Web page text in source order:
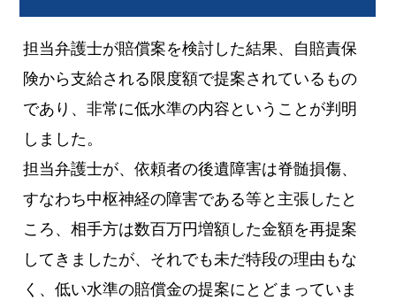
担当弁護士が賠償案を検討した結果、自賠責保
険から支給される限度額で提案されているもの
であり、非常に低水準の内容ということが判明
しました。
担当弁護士が、依頼者の後遺障害は脊髄損傷、
すなわち中枢神経の障害である等と主張したと
ころ、相手方は数百万円増額した金額を再提案
してきましたが、それでも未だ特段の理由もな
く、低い水準の賠償金の提案にとどまっていま